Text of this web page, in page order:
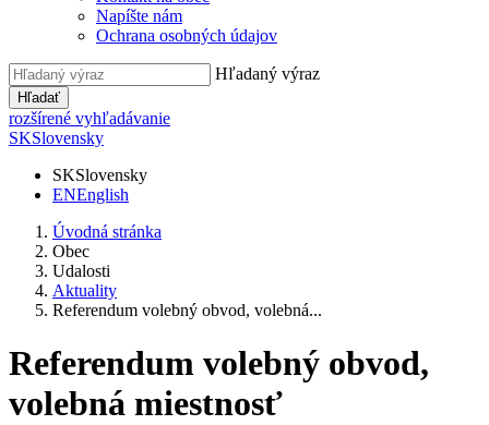
Napíšte nám
Ochrana osobných údajov
Hľadaný výraz
Hľadať
rozšírené vyhľadávanie
SKSlovensky
SKSlovensky
ENEnglish
Úvodná stránka
Obec
Udalosti
Aktuality
Referendum volebný obvod, volebná...
Referendum volebný obvod,
volebná miestnosť